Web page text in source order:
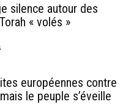
silence autour des
« volés »
européennes contre
le peuple s’éveille